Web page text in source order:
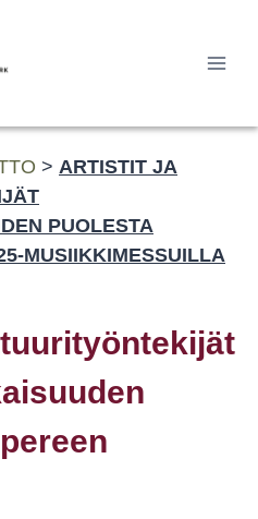
> ARTISTIT JA
PUOLESTA
MUSIIKKIMESSUILLA